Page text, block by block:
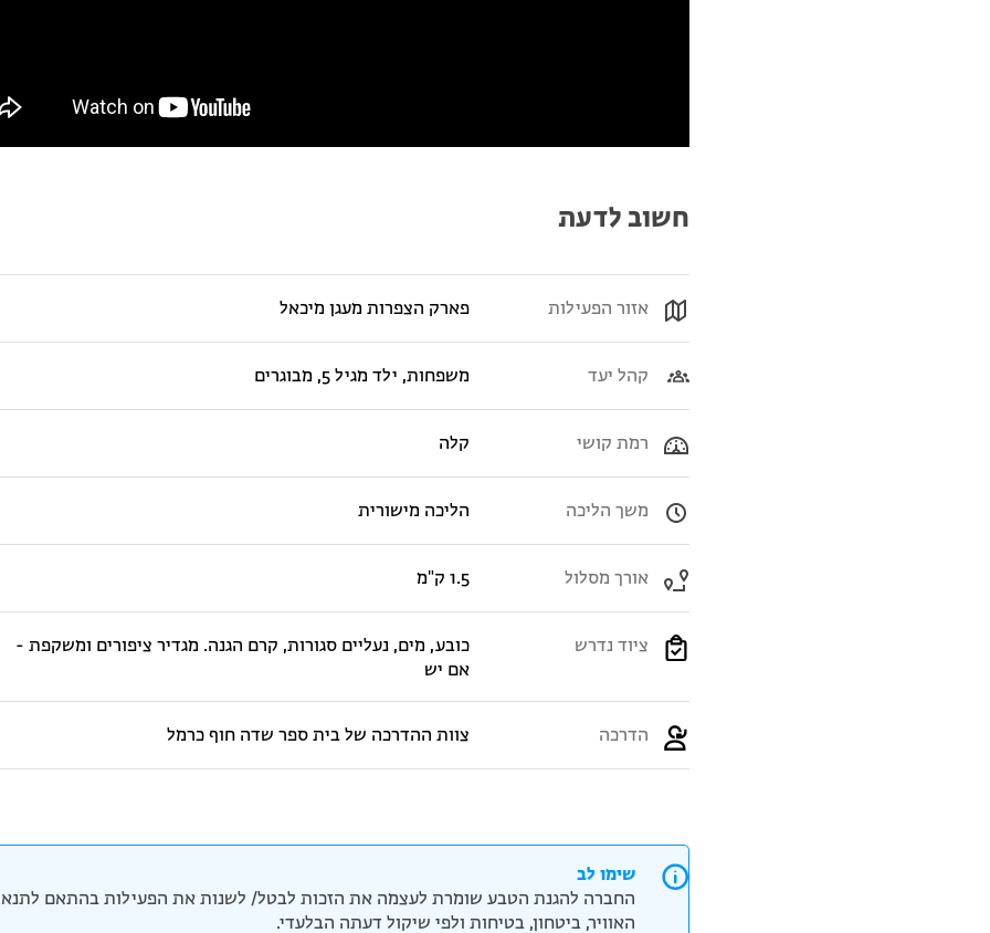
חשוב לדעת
אזור הפעילות פארק הצפרות מעגן מיכאל
קהל יעד משפחות, ילד מגיל 5, מבוגרים
רמת קושי קלה
משך הליכה הליכה מישורית
אורך מסלול 1.5 ק"מ
ציוד נדרש
כובע, מים, נעליים סגורות, קרם הגנה. מגדיר ציפורים ומשקפת -
אם יש
הדרכה צוות ההדרכה של בית ספר שדה חוף כרמל
שימו לב
החברה להגנת הטבע שומרת לעצמה את הזכות לבטל/ לשנות את הפעילות בהתאם
האוויר, ביטחון, בטיחות ולפי שיקול דעתה הבלעדי.